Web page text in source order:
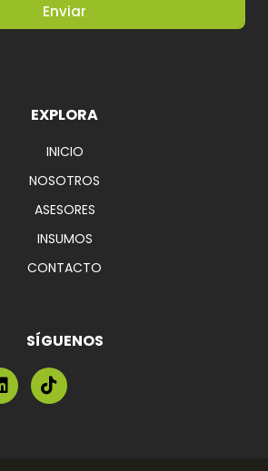
Enviar
EXPLORA
INICIO
NOSOTROS
ASESORES
INSUMOS
CONTACTO
SÍGUENOS